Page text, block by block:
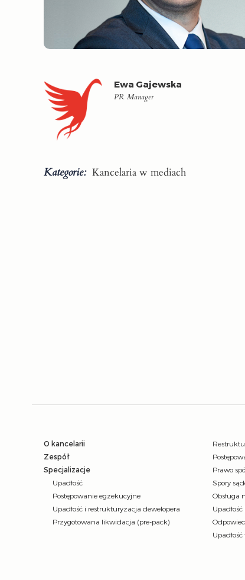
Ewa Gajewska
PR Manager
Kategorie: Kancelaria w mediach
O kancelarii
Zespół
Specjalizacje
Upadłość
Postępowanie egzekucyjne
Upadłość i restrukturyzacja dewelopera
Przygotowana likwidacja (pre-pack)
Prawo
Spory
Obsługa